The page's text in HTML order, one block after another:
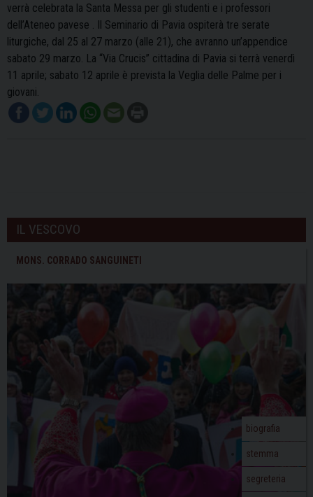
verrà celebrata la Santa Messa per gli studenti e i professori
dell’Ateneo pavese . Il Seminario di Pavia ospiterà tre serate
liturgiche, dal 25 al 27 marzo (alle 21), che avranno un’appendice
sabato 29 marzo. La “Via Crucis” cittadina di Pavia si terrà venerdì
11 aprile; sabato 12 aprile è prevista la Veglia delle Palme per i
giovani.
IL VESCOVO
MONS. CORRADO SANGUINETI
biografia
stemma
segreteria